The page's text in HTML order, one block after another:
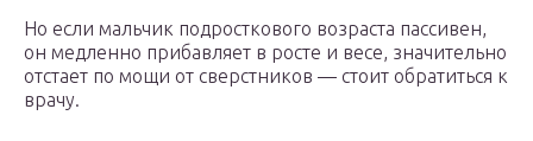
Но если мальчик подросткового возраста пассивен,
он медленно прибавляет в росте и весе, значительно
отстает по мощи от сверстников — стоит обратиться к
врачу.